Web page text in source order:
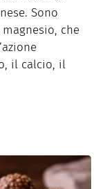
Sono
che
il calcio, il